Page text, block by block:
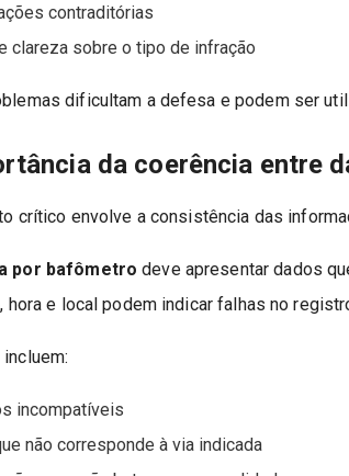
contraditórias
clareza sobre o tipo de infração
dificultam a defesa e podem ser
da coerência entre
crítico envolve a consistência das
por bafômetro deve apresentar dados
hora e local podem indicar falhas no
incompatíveis
não corresponde à via indicada